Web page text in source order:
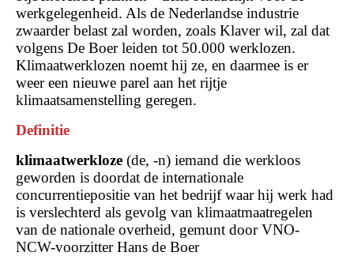
werkgelegenheid. Als de Nederlandse industrie
zwaarder belast zal worden, zoals Klaver wil, zal dat
volgens De Boer leiden tot 50.000 werklozen.
Klimaatwerklozen noemt hij ze, en daarmee is er
weer een nieuwe parel aan het rijtje
klimaatsamenstelling geregen.
Definitie
klimaatwerkloze (de, -n) iemand die werkloos
geworden is doordat de internationale
concurrentiepositie van het bedrijf waar hij werk had
is verslechterd als gevolg van klimaatmaatregelen
van de nationale overheid, gemunt door VNO-
NCW-voorzitter Hans de Boer